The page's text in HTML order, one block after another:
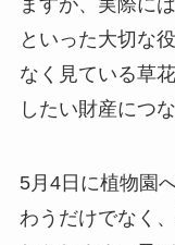
といった大切な
なく見ている草
したい財産につ
5月4日に植物園
わうだけでなく